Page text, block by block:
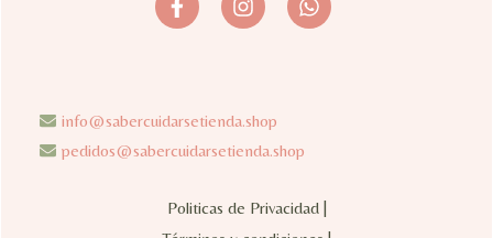
info@sabercuidarsetienda.shop
pedidos@sabercuidarsetienda.shop
Politicas de Privacidad |